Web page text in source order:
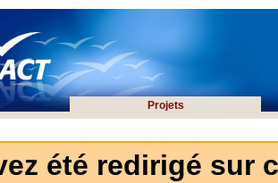
Projets
été redirigé sur